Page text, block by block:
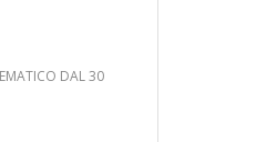
DAL 30